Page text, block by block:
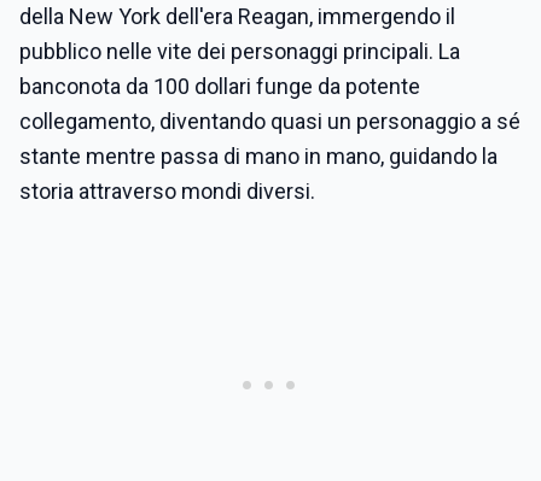
della New York dell'era Reagan, immergendo il
pubblico nelle vite dei personaggi principali. La
banconota da 100 dollari funge da potente
collegamento, diventando quasi un personaggio a sé
stante mentre passa di mano in mano, guidando la
storia attraverso mondi diversi.